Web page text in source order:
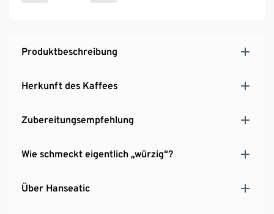
Produktbeschreibung
Herkunft des Kaffees
Zubereitungsempfehlung
Wie schmeckt eigentlich „würzig“?
Über Hanseatic